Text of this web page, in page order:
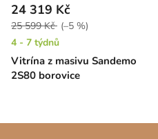
Vitrína z masivu Sandemo
2S80 borovice
24 319 Kč
25 599 Kč (–5 %)
4 - 7 týdnů